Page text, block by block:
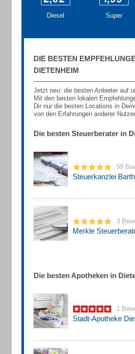
Diesel Super
DIE BESTEN
DIETENHEIM
Jetzt neu: die besten Anbieter auf
Mit den besten lokalen
Dir nur die besten Locations in
von den Erfahrungen anderer
Die besten Steuerberater in
59
3
Die besten Apotheken in
1
Stadt-Apotheke